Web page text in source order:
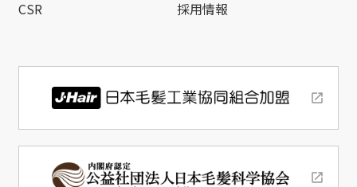
CSR
採用情報